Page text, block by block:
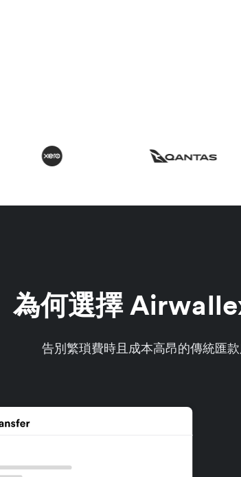
為何選擇
告別繁瑣費時且成本高昂的傳統匯